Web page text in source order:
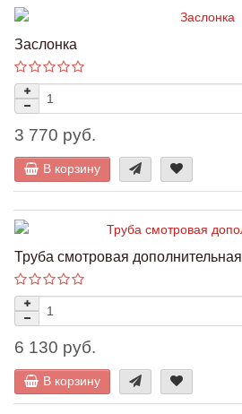
Заслонка
3 770 руб.
В корзину
Труба смотровая дополнительная
6 130 руб.
В корзину